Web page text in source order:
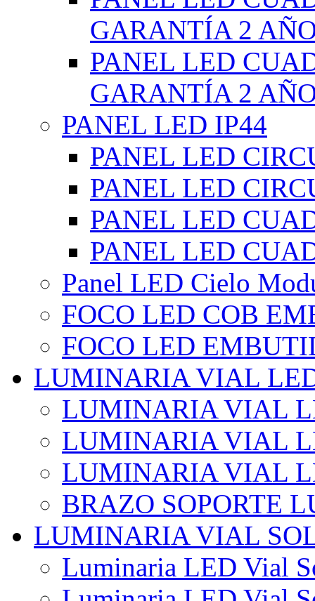
GARANTÍA 2
PANEL LED
GARANTÍA 2
PANEL LED IP44
PANEL LED
PANEL LED
PANEL LED
PANEL LED
Panel LED Cielo
FOCO LED COB
FOCO LED
LUMINARIA VIAL
LUMINARIA VIAL
LUMINARIA VIAL
LUMINARIA VIAL
BRAZO SOPORTE
LUMINARIA VIAL
Luminaria LED Vial